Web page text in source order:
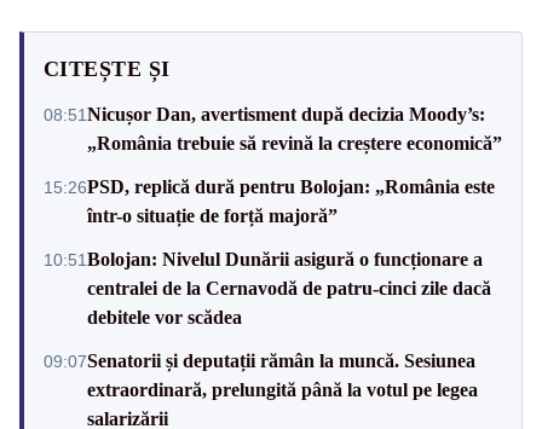
CITEȘTE ȘI
08:51Nicușor Dan, avertisment după decizia Moody’s:
„România trebuie să revină la creștere economică”
15:26PSD, replică dură pentru Bolojan: „România este
într-o situație de forță majoră”
10:51Bolojan: Nivelul Dunării asigură o funcționare a
centralei de la Cernavodă de patru-cinci zile dacă
debitele vor scădea
09:07Senatorii și deputații rămân la muncă. Sesiunea
extraordinară, prelungită până la votul pe legea
salarizării